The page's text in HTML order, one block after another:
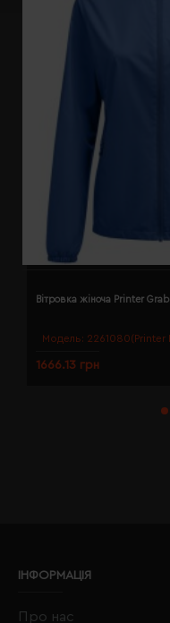
Модель: 2261080(Printer
Вітровка жіноча Printer
1666.13 грн
ІНФОРМАЦІЯ
Про нас